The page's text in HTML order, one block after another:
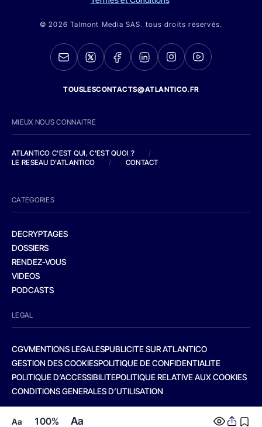
Aa 100% Aa
© 2026 Talmont Media SAS. tous droits réservés.
TOUSLESCONTACTS@ATLANTICO.FR
MIEUX NOUS CONNAITRE
ATLANTICO C'EST QUI, C'EST QUOI ?
/
LE RESEAU D'ATLANTICO
/ CONTACT
CATEGORIES
DECRYPTAGES
DOSSIERS
RENDEZ-VOUS
VIDEOS
PODCASTS
LEGAL
CGVMENTIONS LEGALESPUBLICITE SUR ATLANTICO
GESTION DES COOKIESPOLITIQUE DE CONFIDENTIALITE
POLITIQUE D’ACCESSIBILITEPOLITIQUE RELATIVE AUX COOKIES
CONDITIONS GENERALES D’UTILISATION